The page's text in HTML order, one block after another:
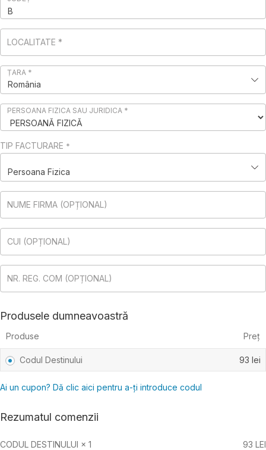
LOCALITATE *
ȚARA *
România
PERSOANA FIZICA SAU JURIDICA *
TIP FACTURARE *
Persoana Fizica
NUME FIRMA (OPȚIONAL)
CUI (OPȚIONAL)
NR. REG. COM (OPȚIONAL)
Produsele dumneavoastră
Produse Preț
Codul Destinului 93 lei
Ai un cupon? Dă clic aici pentru a-ți introduce codul
Rezumatul comenzii
CODUL DESTINULUI × 1 93 LEI